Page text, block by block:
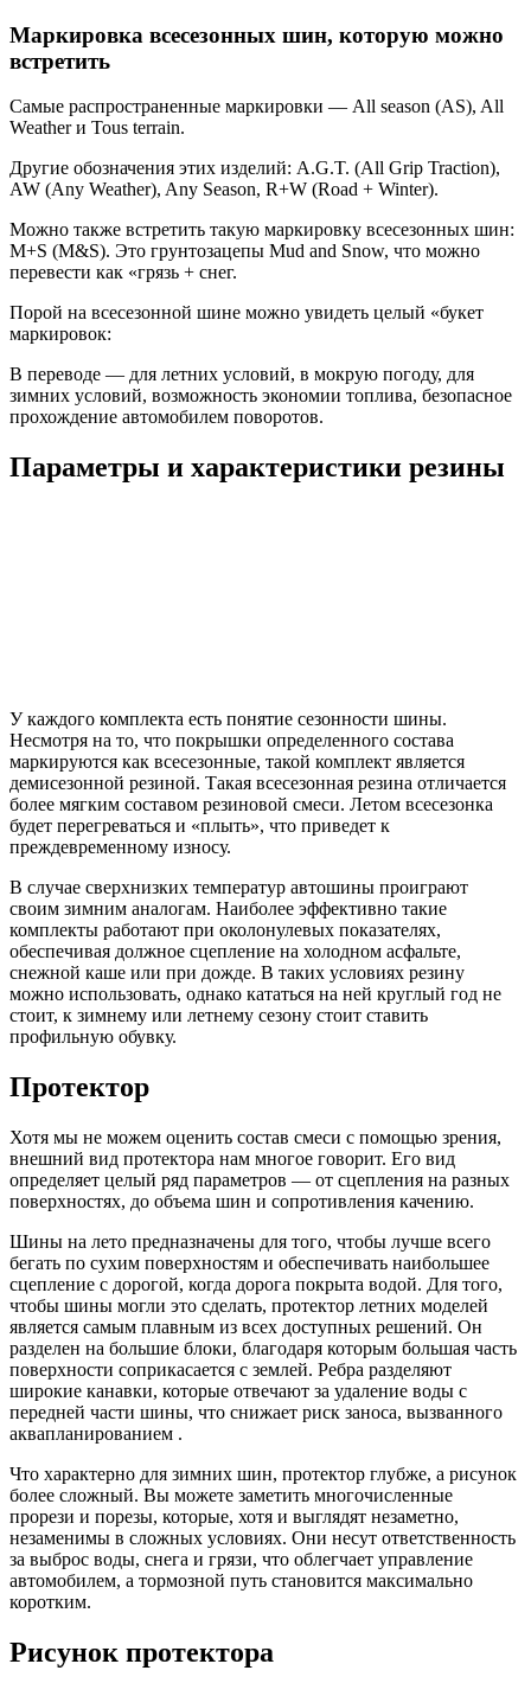
Маркировка всесезонных шин, которую можно
встретить
Самые распространенные маркировки — All season (AS), All
Weather и Tous terrain.
Другие обозначения этих изделий: A.G.T. (All Grip Traction),
AW (Any Weather), Any Season, R+W (Road + Winter).
Можно также встретить такую маркировку всесезонных шин:
M+S (M&S). Это грунтозацепы Mud and Snow, что можно
перевести как «грязь + снег.
Порой на всесезонной шине можно увидеть целый «букет
маркировок:
В переводе — для летних условий, в мокрую погоду, для
зимних условий, возможность экономии топлива, безопасное
прохождение автомобилем поворотов.
Параметры и характеристики резины
У каждого комплекта есть понятие сезонности шины.
Несмотря на то, что покрышки определенного состава
маркируются как всесезонные, такой комплект является
демисезонной резиной. Такая всесезонная резина отличается
более мягким составом резиновой смеси. Летом всесезонка
будет перегреваться и «плыть», что приведет к
преждевременному износу.
В случае сверхнизких температур автошины проиграют
своим зимним аналогам. Наиболее эффективно такие
комплекты работают при околонулевых показателях,
обеспечивая должное сцепление на холодном асфальте,
снежной каше или при дожде. В таких условиях резину
можно использовать, однако кататься на ней круглый год не
стоит, к зимнему или летнему сезону стоит ставить
профильную обувку.
Протектор
Хотя мы не можем оценить состав смеси с помощью зрения,
внешний вид протектора нам многое говорит. Его вид
определяет целый ряд параметров — от сцепления на разных
поверхностях, до объема шин и сопротивления качению.
Шины на лето предназначены для того, чтобы лучше всего
бегать по сухим поверхностям и обеспечивать наибольшее
сцепление с дорогой, когда дорога покрыта водой. Для того,
чтобы шины могли это сделать, протектор летних моделей
является самым плавным из всех доступных решений. Он
разделен на большие блоки, благодаря которым большая часть
поверхности соприкасается с землей. Ребра разделяют
широкие канавки, которые отвечают за удаление воды с
передней части шины, что снижает риск заноса, вызванного
аквапланированием .
Что характерно для зимних шин, протектор глубже, а рисунок
более сложный. Вы можете заметить многочисленные
прорези и порезы, которые, хотя и выглядят незаметно,
незаменимы в сложных условиях. Они несут ответственность
за выброс воды, снега и грязи, что облегчает управление
автомобилем, а тормозной путь становится максимально
коротким.
Рисунок протектора